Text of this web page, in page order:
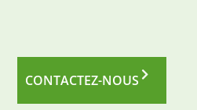
CONTACTEZ-NOUS